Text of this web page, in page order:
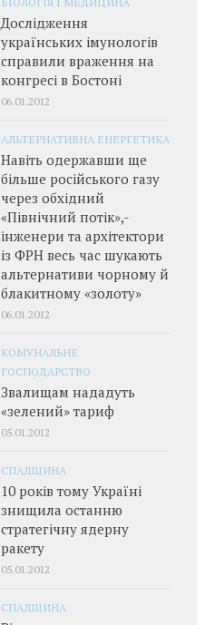
Дослідження
українських імунологів
справили враження на
конгресі в Бостоні
06.01.2012
АЛЬТЕРНАТИВНА ЕНЕРГЕТИКА
Навіть одержавши ще
більше російського газу
через обхідний
«Північний потік»,­
інженери та архітектори
із ФРН весь час шукають
альтернативи чорному й
блакитному «золоту»
06.01.2012
КОМУНАЛЬНЕ
ГОСПОДАРСТВО
Звалищам нададуть
«зелений» тариф
05.01.2012
СПАДЩИНА
10 років тому Україні
знищила останню
стратегічну ядерну
ракету
05.01.2012
СПАДЩИНА